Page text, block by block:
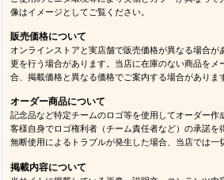
像はイメージとしてご覧ください。
販売価格について
オンラインストアと実店舗で販売価格が異なる場合が
更を行う場合があります。当店に在庫のない商品をメ
合、掲載価格と異なる価格でご案内する場合がありま
オーダー商品について
記念品など特定チームのロゴ等を使用してオーダー作
客様自身でロゴ権利者（チーム責任者など）の承諾を
無断使用によるトラブルが発生した場合、当店では一
掲載内容について